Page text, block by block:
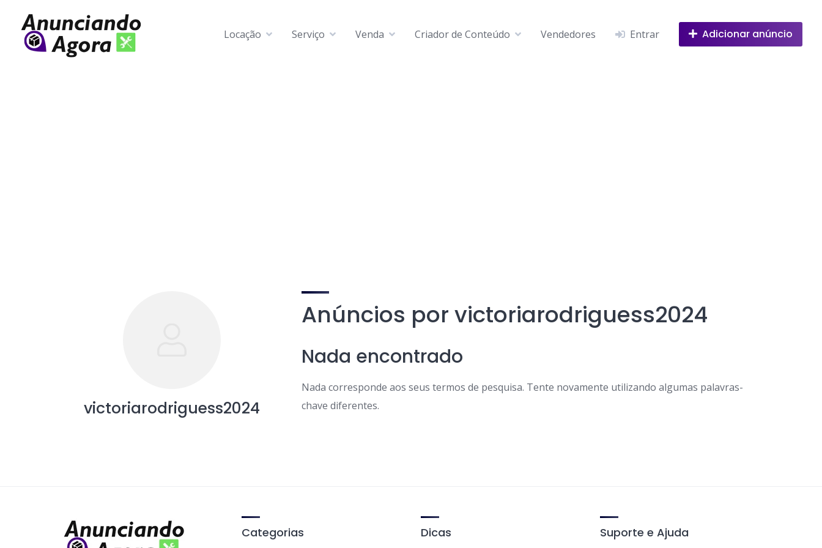
Locação Serviço Venda Criador de Conteúdo Vendedores Entrar Adicionar anúncio
victoriarodriguess2024
Anúncios por victoriarodriguess2024
Nada encontrado
Nada corresponde aos seus termos de pesquisa. Tente novamente utilizando algumas palavras-
chave diferentes.
Categorias Dicas Suporte e Ajuda